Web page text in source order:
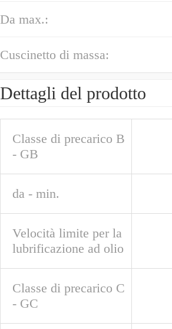
Da max.:
Cuscinetto di massa:
Dettagli del prodotto
Classe di precarico B
- GB
da - min.
Velocità limite per la
lubrificazione ad olio
Classe di precarico C
- GC